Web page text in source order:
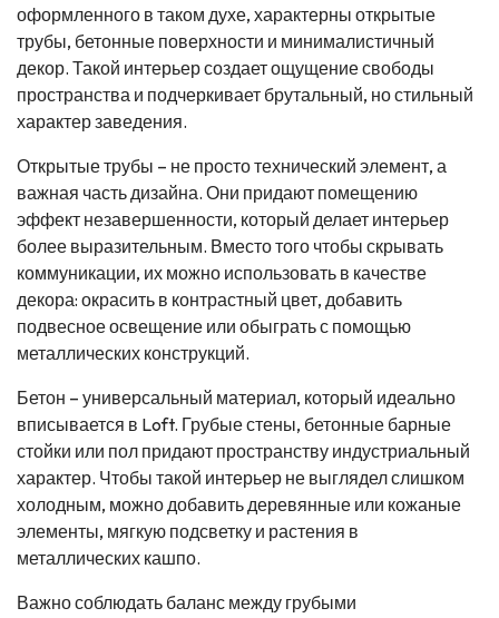
оформленного в таком духе, характерны открытые
трубы, бетонные поверхности и минималистичный
декор. Такой интерьер создает ощущение свободы
пространства и подчеркивает брутальный, но стильный
характер заведения.
Открытые трубы – не просто технический элемент, а
важная часть дизайна. Они придают помещению
эффект незавершенности, который делает интерьер
более выразительным. Вместо того чтобы скрывать
коммуникации, их можно использовать в качестве
декора: окрасить в контрастный цвет, добавить
подвесное освещение или обыграть с помощью
металлических конструкций.
Бетон – универсальный материал, который идеально
вписывается в Loft. Грубые стены, бетонные барные
стойки или пол придают пространству индустриальный
характер. Чтобы такой интерьер не выглядел слишком
холодным, можно добавить деревянные или кожаные
элементы, мягкую подсветку и растения в
металлических кашпо.
Важно соблюдать баланс между грубыми